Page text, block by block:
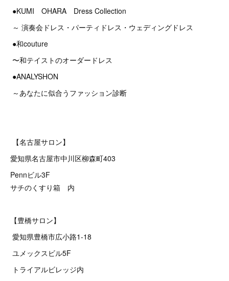
●KUMI OHARA Dress Collection
～ 演奏会ドレス・パーティドレス・ウェディングドレス
●和couture
〜和テイストのオーダードレス
●ANALYSHON
～あなたに似合うファッション診断
【名古屋サロン】
愛知県名古屋市中川区柳森町403
Pennビル3F
サチのくすり箱 内
【豊橋サロン】
愛知県豊橋市広小路1-18
ユメックスビル5F
トライアルビレッジ内